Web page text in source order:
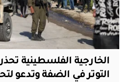
الخارجية الفلسطينية
التوتر في الضفة وتدعو